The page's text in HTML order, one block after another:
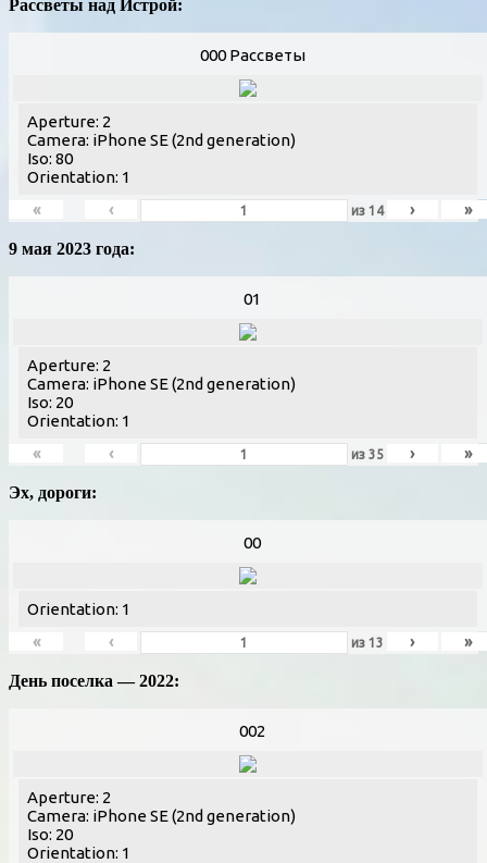
Рассветы над Истрой:
000 Рассветы
Aperture: 2
Camera: iPhone SE (2nd generation)
Iso: 80
Orientation: 1
«
‹ из 14 › »
9 мая 2023 года:
01
Aperture: 2
Camera: iPhone SE (2nd generation)
Iso: 20
Orientation: 1
«
‹ из 35 › »
Эх, дороги:
00
Orientation: 1
«
‹ из 13 › »
День поселка — 2022:
002
Aperture: 2
Camera: iPhone SE (2nd generation)
Iso: 20
Orientation: 1